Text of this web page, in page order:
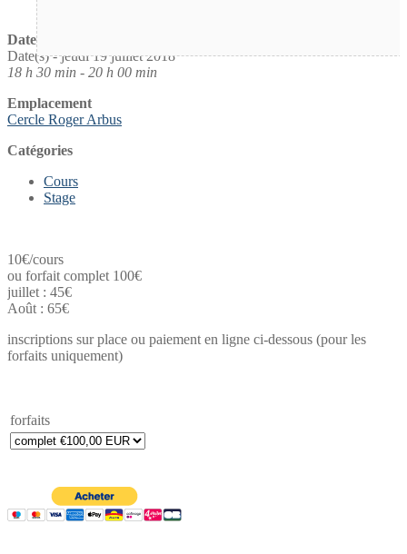
Date / Heure
Date(s) - jeudi 19 juillet 2018
18 h 30 min - 20 h 00 min
Emplacement
Cercle Roger Arbus
Catégories
Cours
Stage
10€/cours
ou forfait complet 100€
juillet : 45€
Août : 65€
inscriptions sur place ou paiement en ligne ci-dessous (pour les
forfaits uniquement)
forfaits